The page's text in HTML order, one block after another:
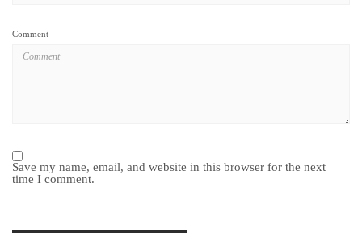
Comment
Save my name, email, and website in this browser for the next
time I comment.